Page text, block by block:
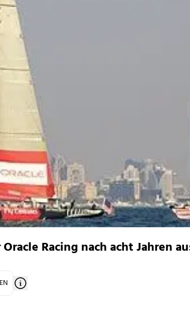
Racing nach acht Jahren